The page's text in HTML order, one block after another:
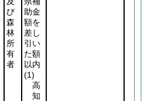
び
森
林
所
有
者
助金
額を
差し
引い
た額
以内
(1)
高
知